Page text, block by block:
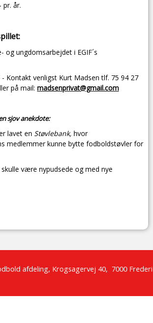
pr. år.
og ungdomsarbejdet i EGIF´s
- Kontakt venligst Kurt Madsen tlf. 75 94 27
på mail: madsenprivat@gmail.com
sjov anekdote:
lavet en Støvlebank, hvor
medlemmer kunne bytte fodboldstøvler for
være nypudsede og med nye
afdeling, Krogsagervej 40, 7000